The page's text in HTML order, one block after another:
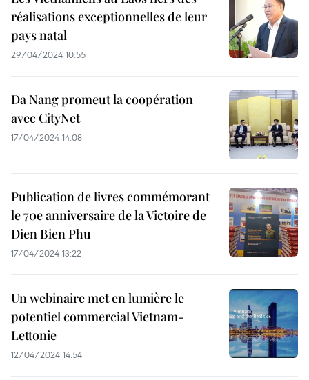
réalisations exceptionnelles de leur
pays natal
29/04/2024 10:55
Da Nang promeut la coopération
avec CityNet
17/04/2024 14:08
Publication de livres commémorant
le 70e anniversaire de la Victoire de
Dien Bien Phu
17/04/2024 13:22
Un webinaire met en lumière le
potentiel commercial Vietnam-
Lettonie
12/04/2024 14:54